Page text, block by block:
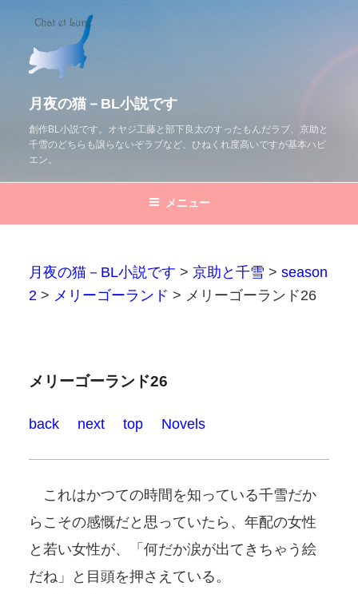
月夜の猫－BL小説です
創作BL小説です。オヤジ工藤と部下良太のすったもんだラブ、京助と
千雪のどちらも譲らないぞラブなど、ひねくれ度高いですが基本ハピ
エン。
メニュー
月夜の猫－BL小説です > 京助と千雪 > season
2 > メリーゴーランド > メリーゴーランド26
メリーゴーランド26
back next top Novels
これはかつての時間を知っている千雪だか
らこその感慨だと思っていたら、年配の女性
と若い女性が、「何だか涙が出てきちゃう絵
だね」と目頭を押さえている。